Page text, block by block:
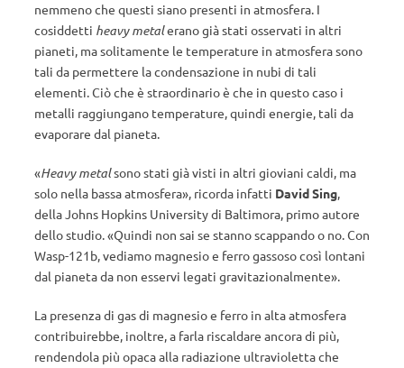
nemmeno che questi siano presenti in atmosfera. I
cosiddetti heavy metalerano già stati osservati in altri
pianeti, ma solitamente le temperature in atmosfera sono
tali da permettere la condensazione in nubi di tali
elementi. Ciò che è straordinario è che in questo caso i
metalli raggiungano temperature, quindi energie, tali da
evaporare dal pianeta.
«Heavy metalsono stati già visti in altri gioviani caldi, ma
solo nella bassa atmosfera», ricorda infatti David Sing,
della Johns Hopkins University di Baltimora, primo autore
dello studio. «Quindi non sai se stanno scappando o no. Con
Wasp-121b, vediamo magnesio e ferro gassoso così lontani
dal pianeta da non esservi legati gravitazionalmente».
La presenza di gas di magnesio e ferro in alta atmosfera
contribuirebbe, inoltre, a farla riscaldare ancora di più,
rendendola più opaca alla radiazione ultravioletta che